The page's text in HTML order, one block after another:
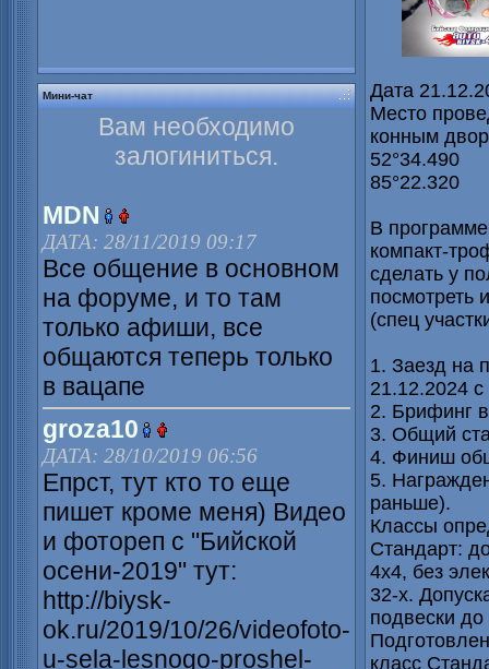
Мини-чат
Вам необходимо
залогиниться.
MDN
ДАТА: 28/11/2019 09:17
Все общение в основном
на форуме, и то там
только афиши, все
общаются теперь только
в вацапе
groza10
ДАТА: 28/10/2019 06:56
Епрст, тут кто то еще
пишет кроме меня) Видео
и фотореп с "Бийской
осени-2019" тут:
http://biysk-
ok.ru/2019/10/26/videofoto-
u-sela-lesnogo-proshel-
Дата
Место
конным
52°34.490
85°22.320
В
компакт-
сделать у
посмотреть
(спец
1. Заезд на
21.12.2024
2. Брифинг
3. Общий
4. Финиш
5.
раньше).
Классы
Стандарт:
4х4, без
32-х.
подвески
класс